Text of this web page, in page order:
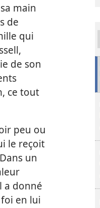
main
de
qui
de son
ce tout
peu ou
le reçoit
un
a donné
en lui